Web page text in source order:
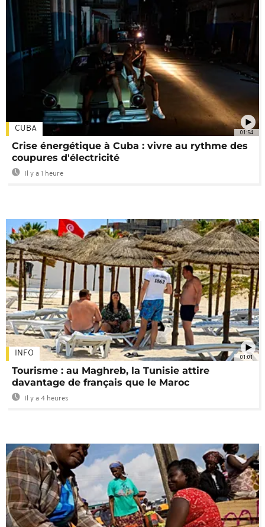
01:54
CUBA
Crise énergétique à Cuba : vivre au rythme des
coupures d'électricité
Il y a 1 heure
01:01
INFO
Tourisme : au Maghreb, la Tunisie attire
davantage de français que le Maroc
Il y a 4 heures